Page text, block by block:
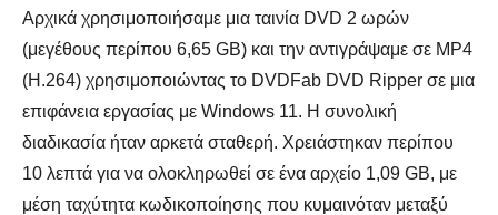
Αρχικά χρησιμοποιήσαμε μια ταινία DVD 2 ωρών
(μεγέθους περίπου 6,65 GB) και την αντιγράψαμε σε MP4
(H.264) χρησιμοποιώντας το DVDFab DVD Ripper σε μια
επιφάνεια εργασίας με Windows 11. Η συνολική
διαδικασία ήταν αρκετά σταθερή. Χρειάστηκαν περίπου
10 λεπτά για να ολοκληρωθεί σε ένα αρχείο 1,09 GB, με
μέση ταχύτητα κωδικοποίησης που κυμαινόταν μεταξύ